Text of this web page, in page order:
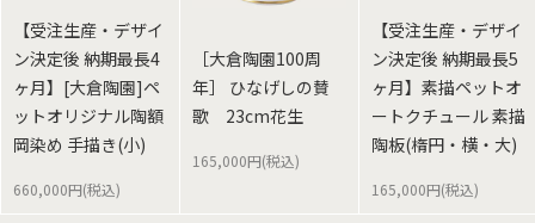
【受注生産・デザイ
ン決定後 納期最長4
ヶ月】[大倉陶園]ペ
ットオリジナル陶額
岡染め 手描き(小)
660,000円(税込)
［大倉陶園100周
年］ ひなげしの賛
歌 23cm花生
165,000円(税込)
【受注生産・デザイ
ン決定後 納期最長5
ヶ月】素描ペットオ
ートクチュール 素描
陶板(楕円・横・大)
165,000円(税込)